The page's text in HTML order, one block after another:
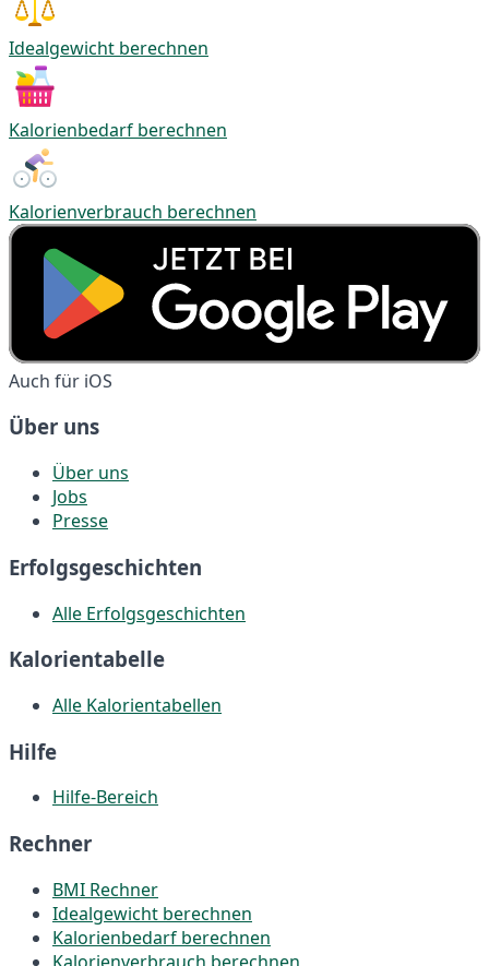
Idealgewicht berechnen
Kalorienbedarf berechnen
Kalorienverbrauch berechnen
Auch für iOS
Über uns
Über uns
Jobs
Presse
Erfolgsgeschichten
Alle Erfolgsgeschichten
Kalorientabelle
Alle Kalorientabellen
Hilfe
Hilfe-Bereich
Rechner
BMI Rechner
Idealgewicht berechnen
Kalorienbedarf berechnen